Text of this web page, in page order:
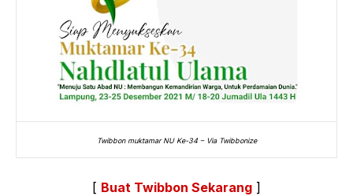
Twibbon muktamar NU Ke-34 – Via Twibbonize
[ Buat Twibbon Sekarang ]